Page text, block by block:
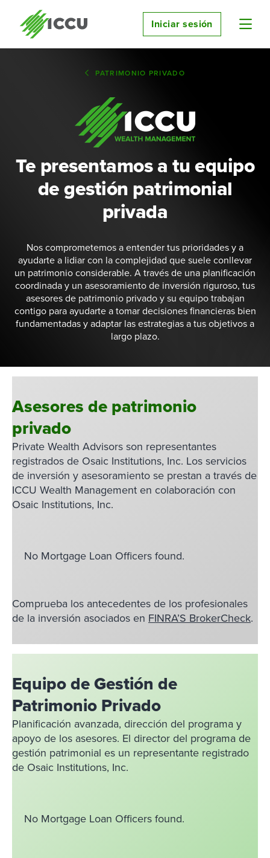
Iniciar sesión
PATRIMONIO PRIVADO
Te presentamos a tu equipo
de gestión patrimonial
privada
Nos comprometemos a entender tus prioridades y a
ayudarte a lidiar con la complejidad que suele conllevar
un patrimonio considerable. A través de una planificación
coordinada y un asesoramiento de inversión riguroso, tus
asesores de patrimonio privado y su equipo trabajan
contigo para ayudarte a tomar decisiones financieras bien
fundamentadas y adaptar las estrategias a tus objetivos a
largo plazo.
Asesores de patrimonio
privado
Private Wealth Advisors son representantes
registrados de Osaic Institutions, Inc. Los servicios
de inversión y asesoramiento se prestan a través de
ICCU Wealth Management en colaboración con
Osaic Institutions, Inc.
No Mortgage Loan Officers found.
Comprueba los antecedentes de los profesionales
de la inversión asociados en FINRA’S BrokerCheck.
Equipo de Gestión de
Patrimonio Privado
Planificación avanzada, dirección del programa y
apoyo de los asesores. El director del programa de
gestión patrimonial es un representante registrado
de Osaic Institutions, Inc.
No Mortgage Loan Officers found.